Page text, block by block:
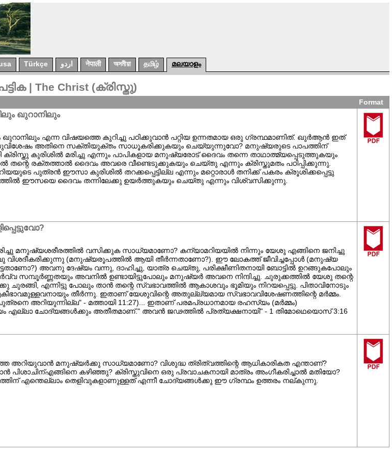
Türkçe اردو नेपाली অসমীয়া தமிழ் മലയാളം
| The Christ (ക്രിസ്തു)
Format
ഖുറാനിലും
എന്ന വിഷയത്തെ കുറിച്ചു പഠിക്കുവാന്‍ പറ്റിയ ഉന്നതമായ ഒരു ഗ്രന്ഥമാണിത്. ഖുര്‍ആന്‍ ഇത്
അതിനെ സക്തിയുക്തം സാധൂകരിക്കുകയും ചെയ്യുന്നുവോ? മനുഷ്യരുടെ പാപത്തിന്
ക്രിസ്തു കുരിശില്‍ മരിച്ചു എന്നും പാപികളായ മനുഷ്യരോട് ദൈവം തന്നെ താഥാത്മ്യപ്പെടുത്തുകയും
തന്റെ രക്തത്താല്‍ ദൈവം അവരെ വീണ്ടെടുക്കുകയും ചെയ്തു എന്നും ക്രിസ്തുമതം പഠിപ്പിക്കുന്നു.
പുത്രന്‍ ഈസാ കുരിശില്‍ തറക്കപ്പെട്ടില്ല എന്നും മറ്റൊരാള്‍ തനിക്ക് പകരം ക്രൂശിക്കപ്പെട്ടു
ഈസയെ ദൈവം തന്നിലേക്കു ഉയര്‍ത്തുകയും ചെയ്തു എന്നും വിശ്വസിക്കുന്നു.
മനുഷ്യശരീരത്തിൽ വസിക്കുക സാധ്യമാണോ? കന്യാമറിയയിൽ നിന്നും യേശു എങ്ങിനെ ജനിച്ചു
(മനുഷ്യരൂപത്തിൽ ആയി തീർന്നതാണോ?). ഈ ലോകത്ത് ജീവിച്ചപ്പോൾ (മനുഷ്യ
അവനു ദേഷ്യം വന്നു, ദാഹിച്ചു, യാത്ര ചെയ്തു, പരിക്ഷീണിതനായി ബോട്ടിൽ ഉറങ്ങുകപോലും
സമ്പൂര്‍ണ്ണതയും അവനില്‍ ഉണ്ടായിട്ടുപോലും മനുഷ്യര്‍ അവനെ നിന്ദിച്ചു. ചുരുക്കത്തില്‍ യേശു തന്റെ
ചുരങ്ങി, എന്നിട്ടു പോലും താന്‍ തന്റെ സ്വഭാവത്തില്‍ ആകാശവും ഭൂമിയും നിറയപ്പെട്ടു. പിതാവിനോടും
തീര്‍ന്നു. ഇതാണ് യേശുവിന്റെ അതുല്ല്യമായ സ്വഭാവവിശേഷണത്തിന്റെ മര്‍മ്മം.
പുത്രനെ അറിയുന്നില്ല" - മത്തായി 11:27)... ഇതാണ് പരമപ്രധാനമായ രഹസ്യം (മര്‍മ്മം)
എല്ലാ ചോദ്യങ്ങള്‍ക്കും അതീതമാണ്." അവന്‍ ജഢത്തില്‍ പ്രത്യക്ഷനായി" - 1 തിമോഥെയൊസ് 3:16
അറിയുവാന്‍ മനുഷ്യര്‍ക്കു സാധ്യമാണോ? ‍വിശുദ്ധ ത്രിത്വത്തിന്റെ ആധികാരികത എന്താണ്?
പിശാചിന്എങ്ങിനെ കഴിഞ്ഞു? ക്രിസ്തുവിനെ ഒരു പ്രവാചകനായി മാത്രം അംഗീകരിച്ചാല്‍ മതിയോ?
എന്തെല്ലാം തെളിവുകളാണുള്ളത് എന്നീ ചോദ്യങ്ങള്‍ക്കു ഈ ഗ്രന്ഥം ഉത്തരം നല്കുന്നു.